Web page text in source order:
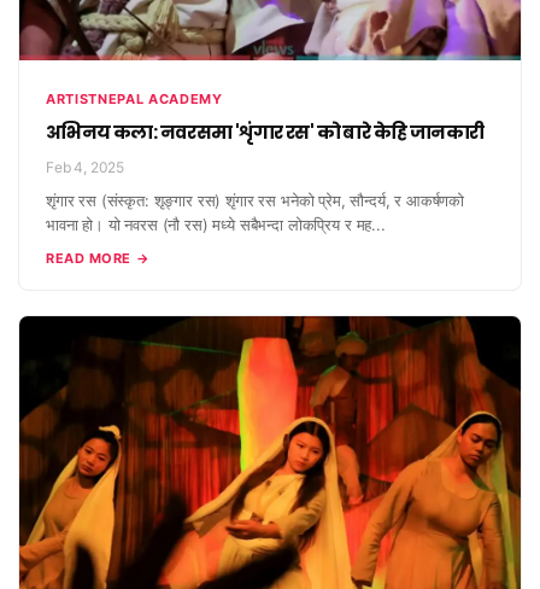
ARTISTNEPAL ACADEMY
अभिनय कला: नवरसमा 'शृंगार रस' को बारे केहि जानकारी
Feb 4, 2025
शृंगार रस (संस्कृत: शृङ्गार रस) शृंगार रस भनेको प्रेम, सौन्दर्य, र आकर्षणको
भावना हो। यो नवरस (नौ रस) मध्ये सबैभन्दा लोकप्रिय र मह...
READ MORE →